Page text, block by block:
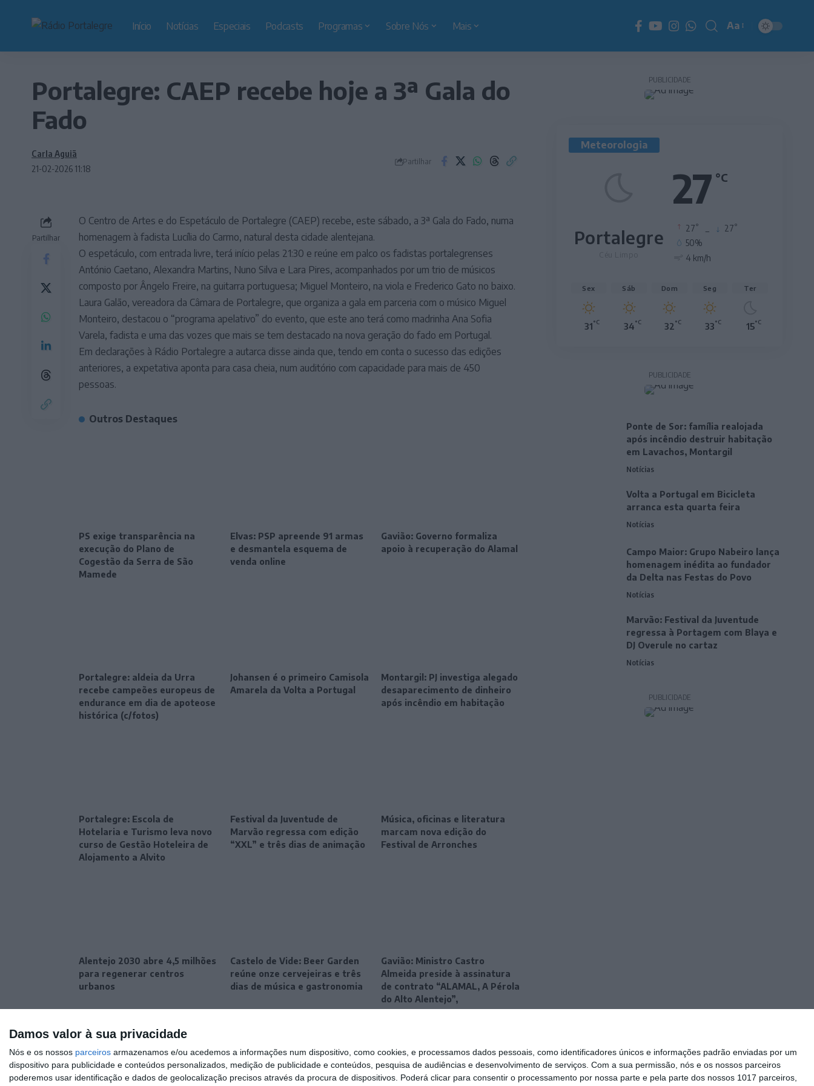
Damos valor à sua privacidade
Nós e os nossos parceiros armazenamos e/ou acedemos a informações num dispositivo, como cookies, e processamos dados pessoais, como identificadores únicos e informações padrão enviadas por um
dispositivo para publicidade e conteúdos personalizados, medição de publicidade e conteúdos, pesquisa de audiências e desenvolvimento de serviços. Com a sua permissão, nós e os nossos parceiros
poderemos usar identificação e dados de geolocalização precisos através da procura de dispositivos. Poderá clicar para consentir o processamento por nossa parte e pela parte dos nossos 1017 parceiros,
Início Notícias Especiais Podcasts Programas Sobre Nós Mais
Redimensionador
de
Aa
Portalegre: CAEP recebe hoje a 3ª Gala do
Fado
21-02-2026 11:18
Carla Aguiã
Partilhar
Partilhar
O Centro de Artes e do Espetáculo de Portalegre (CAEP) recebe, este sábado, a 3ª Gala do Fado, numa
homenagem à fadista Lucília do Carmo, natural desta cidade alentejana.
O espetáculo, com entrada livre, terá início pelas 21:30 e reúne em palco os fadistas portalegrenses
António Caetano, Alexandra Martins, Nuno Silva e Lara Pires, acompanhados por um trio de músicos
composto por Ângelo Freire, na guitarra portuguesa; Miguel Monteiro, na viola e Frederico Gato no baixo.
Laura Galão, vereadora da Câmara de Portalegre, que organiza a gala em parceria com o músico Miguel
Monteiro, destacou o “programa apelativo” do evento, que este ano terá como madrinha Ana Sofia
Varela, fadista e uma das vozes que mais se tem destacado na nova geração do fado em Portugal.
Em declarações à Rádio Portalegre a autarca disse ainda que, tendo em conta o sucesso das edições
anteriores, a expetativa aponta para casa cheia, num auditório com capacidade para mais de 450
pessoas.
Outros Destaques
PS exige transparência na
execução do Plano de
Cogestão da Serra de São
Mamede
Elvas: PSP apreende 91 armas
e desmantela esquema de
venda online
Gavião: Governo formaliza
apoio à recuperação do Alamal
Portalegre: aldeia da Urra
recebe campeões europeus de
endurance em dia de apoteose
histórica (c/fotos)
Johansen é o primeiro Camisola
Amarela da Volta a Portugal
Montargil: PJ investiga alegado
desaparecimento de dinheiro
após incêndio em habitação
Portalegre: Escola de
Hotelaria e Turismo leva novo
curso de Gestão Hoteleira de
Alojamento a Alvito
Festival da Juventude de
Marvão regressa com edição
“XXL” e três dias de animação
Música, oficinas e literatura
marcam nova edição do
Festival de Arronches
Alentejo 2030 abre 4,5 milhões
para regenerar centros
urbanos
Castelo de Vide: Beer Garden
reúne onze cervejeiras e três
dias de música e gastronomia
Gavião: Ministro Castro
Almeida preside à assinatura
de contrato “ALAMAL, A Pérola
do Alto Alentejo”,
PUBLICIDADE
Meteorologia
27 °C
Portalegre 27° 27°
50%
4 km/h
Sex
31°C
Sáb
34°C
Dom
32°C
Seg
33°C
Ter
15°C
PUBLICIDADE
Ponte de Sor: família realojada
após incêndio destruir habitação
em Lavachos, Montargil
Notícias
Volta a Portugal em Bicicleta
arranca esta quarta feira
Notícias
Campo Maior: Grupo Nabeiro lança
homenagem inédita ao fundador
da Delta nas Festas do Povo
Notícias
Marvão: Festival da Juventude
regressa à Portagem com Blaya e
DJ Overule no cartaz
Notícias
PUBLICIDADE